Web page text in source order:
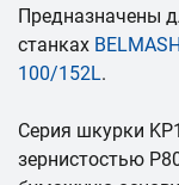
Предназначены
станках
100/152L.
Серия шкурки
зернистостью